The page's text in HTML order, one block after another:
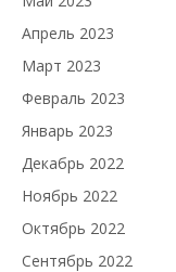
Апрель 2023
Март 2023
Февраль 2023
Январь 2023
Декабрь 2022
Ноябрь 2022
Октябрь 2022
Сентябрь 2022